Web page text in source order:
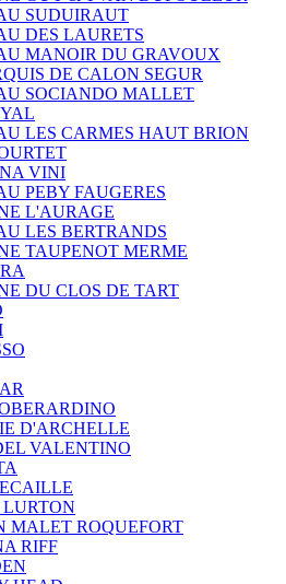
SUDUIRAUT
DES LAURETS
MANOIR DU GRAVOUX
DE CALON SEGUR
SOCIANDO MALLET
LES CARMES HAUT BRION
VINI
PEBY FAUGERES
L'AURAGE
LES BERTRANDS
TAUPENOT MERME
DU CLOS DE TART
D'ARCHELLE
VALENTINO
MALET ROQUEFORT
RIFF